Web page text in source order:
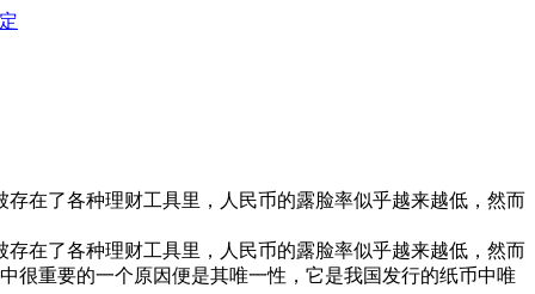
在了各种理财工具里，人民币的露脸率似乎越来越低，然而
在了各种理财工具里，人民币的露脸率似乎越来越低，然而
很重要的一个原因便是其唯一性，它是我国发行的纸币中唯